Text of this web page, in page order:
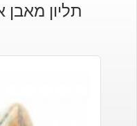
תליון מאבן